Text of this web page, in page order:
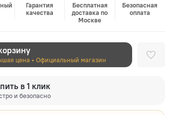
Гарантия
качества
Бесплатная
доставка по
Москве
Безопасная
оплата
цена • Официальный магазин
в 1 клик
и безопасно